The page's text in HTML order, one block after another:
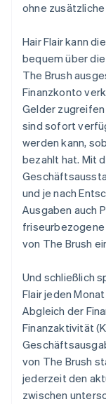
ohne
Hair Flair kann
bequem über
The Brush
Finanzkonto
Gelder zugreifen
sind sofort
werden kann,
bezahlt hat. Mit
und je nach
Ausgaben auch
von The Brush
Und schließlich
Flair jeden
Abgleich der
Finanzaktivität
von The Brush
jederzeit den
zwischen